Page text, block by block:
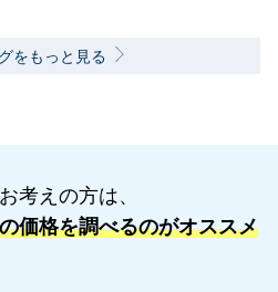
をもっと見る
考えの方は、
価格を調べるのがオススメ